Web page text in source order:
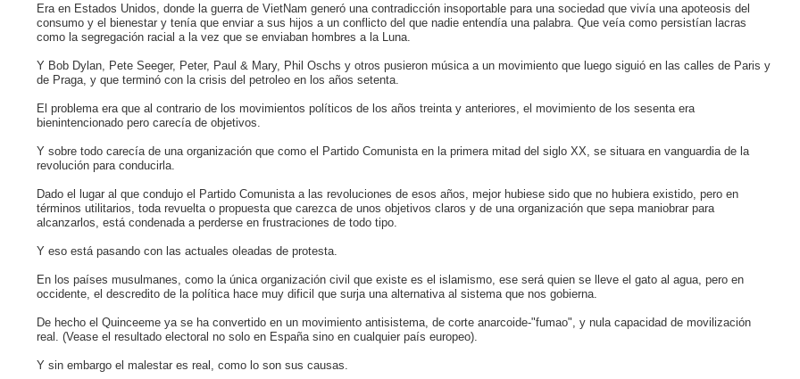
Era en Estados Unidos, donde la guerra de VietNam generó una contradicción insoportable para una sociedad que vivía una apoteosis del
consumo y el bienestar y tenía que enviar a sus hijos a un conflicto del que nadie entendía una palabra. Que veía como persistían lacras
como la segregación racial a la vez que se enviaban hombres a la Luna.
Y Bob Dylan, Pete Seeger, Peter, Paul & Mary, Phil Oschs y otros pusieron música a un movimiento que luego siguió en las calles de Paris y
de Praga, y que terminó con la crisis del petroleo en los años setenta.
El problema era que al contrario de los movimientos políticos de los años treinta y anteriores, el movimiento de los sesenta era
bienintencionado pero carecía de objetivos.
Y sobre todo carecía de una organización que como el Partido Comunista en la primera mitad del siglo XX, se situara en vanguardia de la
revolución para conducirla.
Dado el lugar al que condujo el Partido Comunista a las revoluciones de esos años, mejor hubiese sido que no hubiera existido, pero en
términos utilitarios, toda revuelta o propuesta que carezca de unos objetivos claros y de una organización que sepa maniobrar para
alcanzarlos, está condenada a perderse en frustraciones de todo tipo.
Y eso está pasando con las actuales oleadas de protesta.
En los países musulmanes, como la única organización civil que existe es el islamismo, ese será quien se lleve el gato al agua, pero en
occidente, el descredito de la política hace muy dificil que surja una alternativa al sistema que nos gobierna.
De hecho el Quinceeme ya se ha convertido en un movimiento antisistema, de corte anarcoide-"fumao", y nula capacidad de movilización
real. (Vease el resultado electoral no solo en España sino en cualquier país europeo).
Y sin embargo el malestar es real, como lo son sus causas.